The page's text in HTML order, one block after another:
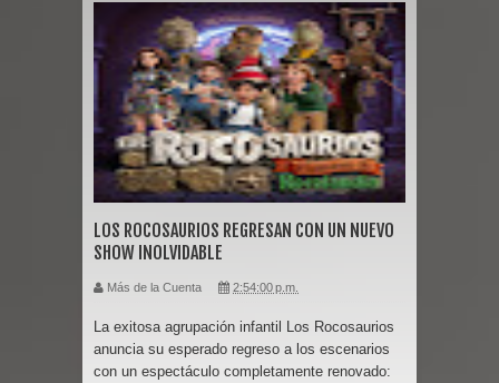
LOS ROCOSAURIOS REGRESAN CON UN NUEVO
SHOW INOLVIDABLE
Más de la Cuenta 2:54:00 p.m.
La exitosa agrupación infantil Los Rocosaurios
anuncia su esperado regreso a los escenarios
con un espectáculo completamente renovado: